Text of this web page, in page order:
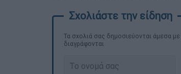
Τα σχολιά σας δημοσιεύονται άμεσα
διαγράφονται